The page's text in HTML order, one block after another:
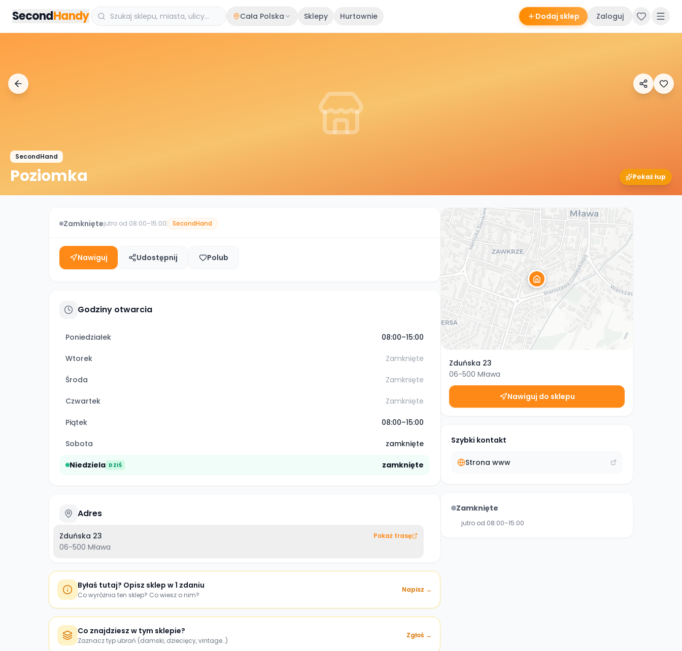
SecondHandy Cała Polska Sklepy Hurtownie Dodaj sklep Zaloguj
SecondHand
Poziomka Pokaż łup
Zamkniętejutro od 08:00–15:00 SecondHand
Nawiguj Udostępnij Polub
Godziny otwarcia
Poniedziałek 08:00–15:00
Wtorek Zamknięte
Środa Zamknięte
Czwartek Zamknięte
Piątek 08:00–15:00
Sobota zamknięte
Niedziela DZIŚ zamknięte
Adres
Zduńska 23
06-500 Mława
Pokaż trasę
Byłaś tutaj? Opisz sklep w 1 zdaniu
Co wyróżnia ten sklep? Co wiesz o nim?
Napisz →
Co znajdziesz w tym sklepie?
Zaznacz typ ubrań (damski, dziecięcy, vintage…)
Zgłoś →
Zduńska 23
06-500 Mława
Nawiguj do sklepu
Szybki kontakt
Strona www
Zamknięte
jutro od 08:00–15:00